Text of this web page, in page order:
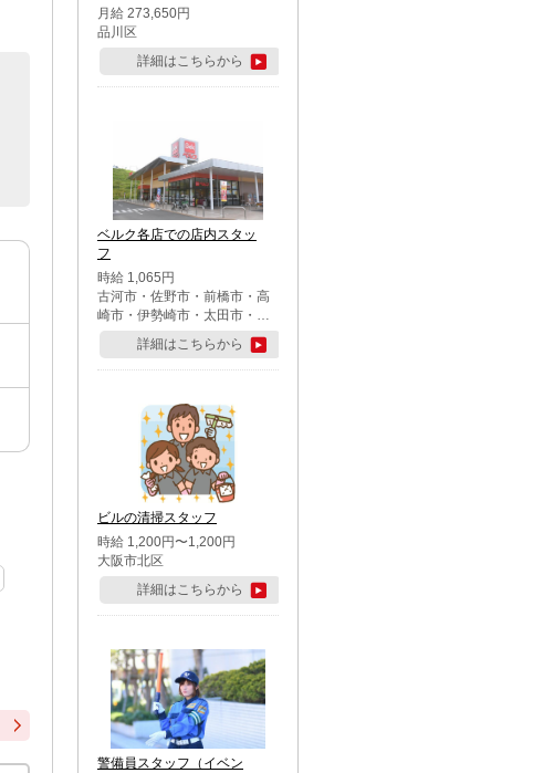
月給 273,650円
品川区
詳細はこちらから
ベルク各店での店内スタッ
フ
時給 1,065円
古河市・佐野市・前橋市・高
崎市・伊勢崎市・太田市・館
林市・藤岡市・大泉町・さい
たま市北区・川越市・熊谷
市・行田市・秩父市・所沢
市・鶴ケ島市・千葉市中央
区・市川市・松戸市・習志野
市・柏市・流山市・八千代
市・足立区・江戸川区・八王
子市・町田市
詳細はこちらから
ビルの清掃スタッフ
時給 1,200円〜1,200円
大阪市北区
詳細はこちらから
警備員スタッフ（イベン